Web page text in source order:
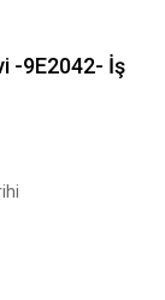
-9E2042- İş